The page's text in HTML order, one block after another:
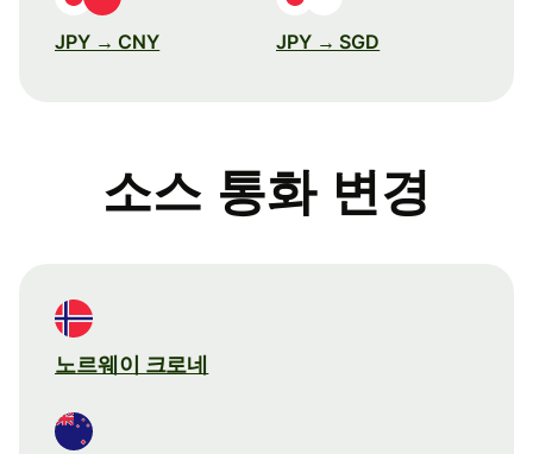
JPY → CNY JPY → SGD
소스 통화 변경
노르웨이 크로네